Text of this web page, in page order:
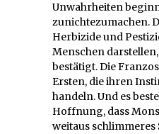
Unwahrheiten
zunichtezumachen.
Herbizide und
Menschen
bestätigt. Die
Ersten, die ihren
handeln. Und es
Hoffnung, dass
weitaus schlimmeres